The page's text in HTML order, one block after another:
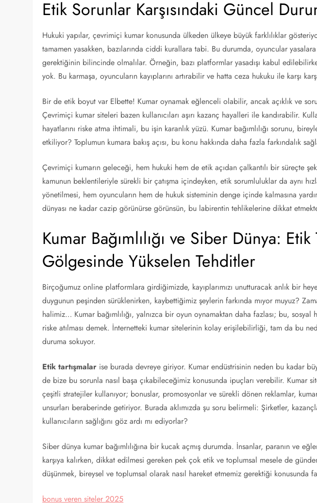
Etik Sorunlar Karşısındaki Güncel
Hukuki yapılar, çevrimiçi kumar konusunda ülkeden ülkeye büyük farklılıklar
tamamen yasakken, bazılarında ciddi kurallara tabi. Bu durumda, oyuncular
gerektiğinin bilincinde olmalılar. Örneğin, bazı platformlar yasadışı kabul
yok. Bu karmaşa, oyuncuların kayıplarını artırabilir ve hatta ceza hukuku ile karşı
Bir de etik boyut var Elbette! Kumar oynamak eğlenceli olabilir, ancak açıklık ve
Çevrimiçi kumar siteleri bazen kullanıcıları aşırı kazanç hayalleri ile kandırabilir.
hayatlarını riske atma ihtimali, bu işin karanlık yüzü. Kumar bağımlılığı sorunu,
etkiliyor? Toplumun kumara bakış açısı, bu konu hakkında daha fazla farkındalık
Çevrimiçi kumarın geleceği, hem hukuki hem de etik açıdan çalkantılı bir süreçte
kamunun beklentileriyle sürekli bir çatışma içindeyken, etik sorumluluklar da aynı
yönetilmesi, hem oyuncuların hem de hukuk sisteminin denge içinde kalmasına
dünyası ne kadar cazip görünürse görünsün, bu labirentin tehlikelerine dikkat
Kumar Bağımlılığı ve Siber Dünya: Etik
Gölgesinde Yükselen Tehditler
Birçoğumuz online platformlara girdiğimizde, kayıplarımızı unutturacak anlık bir
duygunun peşinden sürüklenirken, kaybettiğimiz şeylerin farkında mıyor muyuz?
halimiz… Kumar bağımlılığı, yalnızca bir oyun oynamaktan daha fazlası; bu,
riske atılması demek. İnternetteki kumar sitelerinin kolay erişilebilirliği, tam da bu
duruma sokuyor.
Etik tartışmalar ise burada devreye giriyor. Kumar endüstrisinin neden bu kadar
de bize bu sorunla nasıl başa çıkabileceğimiz konusunda ipuçları verebilir. Kumar
çeşitli stratejiler kullanıyor; bonuslar, promosyonlar ve sürekli dönen reklamlar,
unsurları beraberinde getiriyor. Burada aklımızda şu soru belirmeli: Şirketler,
kullanıcıların sağlığını göz ardı mı ediyorlar?
Siber dünya kumar bağımlılığına bir kucak açmış durumda. İnsanlar, paranın ve
karşıya kalırken, dikkat edilmesi gereken pek çok etik ve toplumsal mesele de
düşünmek, bireysel ve toplumsal olarak nasıl hareket etmemiz gerektiği konusunda
bonus veren siteler 2025